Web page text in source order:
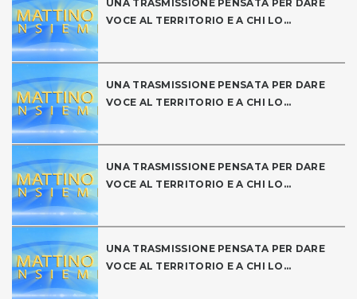
UNA TRASMISSIONE PENSATA PER DARE
VOCE AL TERRITORIO E A CHI LO...
UNA TRASMISSIONE PENSATA PER DARE
VOCE AL TERRITORIO E A CHI LO...
UNA TRASMISSIONE PENSATA PER DARE
VOCE AL TERRITORIO E A CHI LO...
UNA TRASMISSIONE PENSATA PER DARE
VOCE AL TERRITORIO E A CHI LO...